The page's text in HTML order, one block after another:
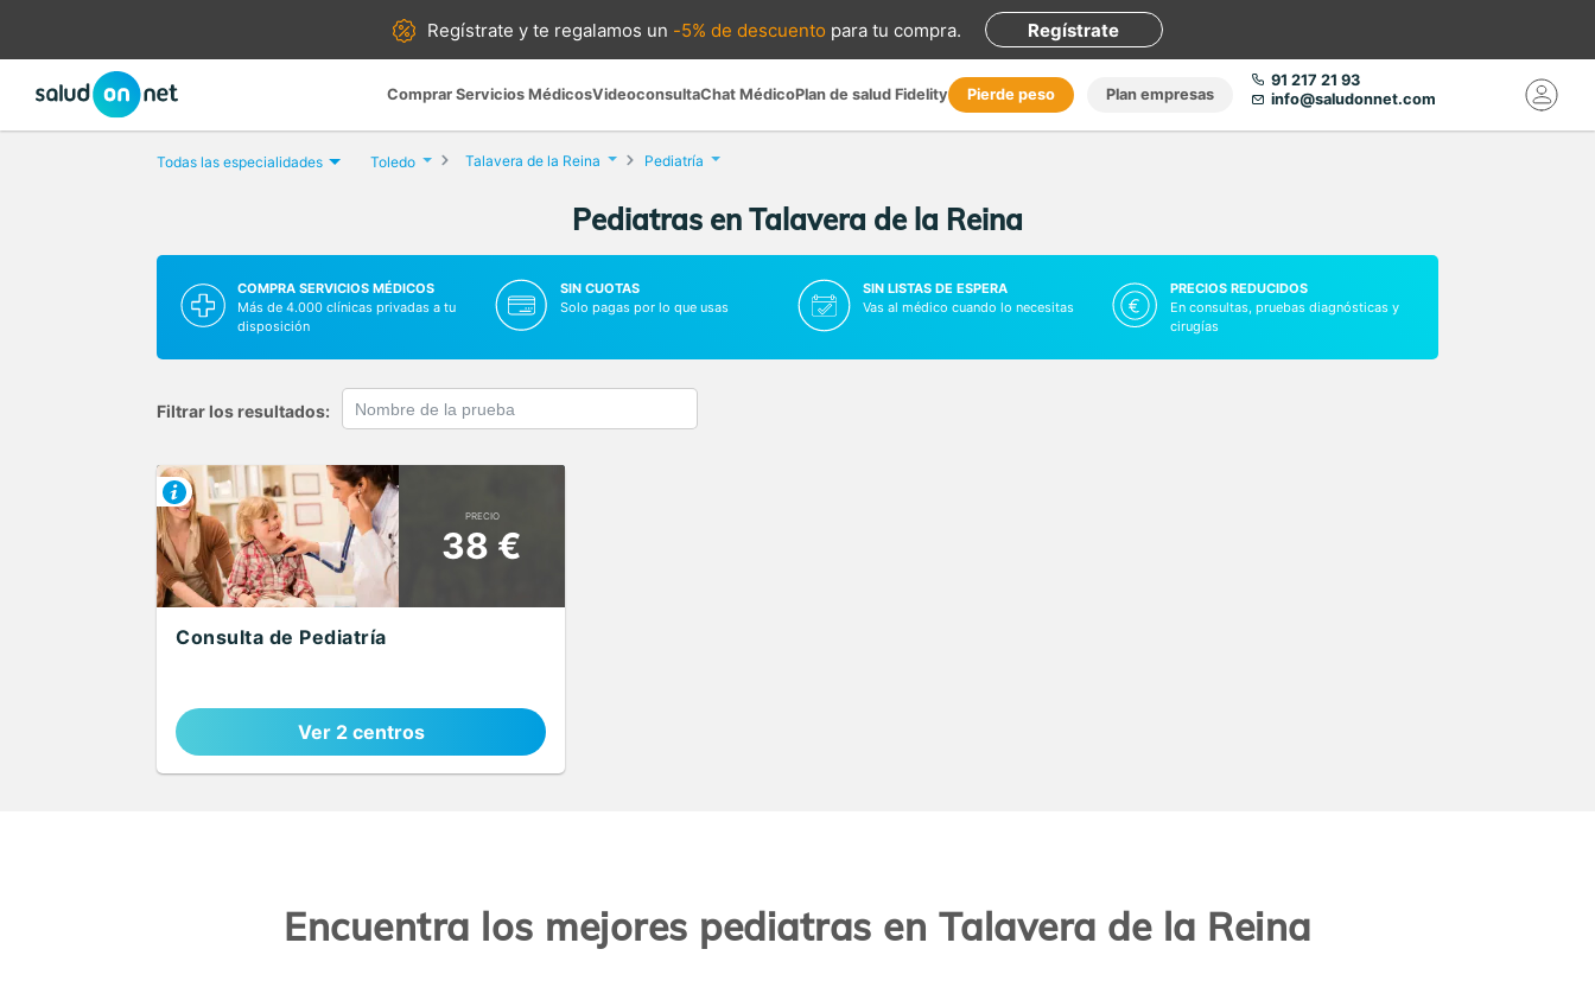
Regístrate yte regalamos un -5% de descuento para tu compra. Regístrate
Comprar Servicios MédicosVideoconsultaChat MédicoPlan de salud Fidelity Pierde peso Plan empresas
91 217 21 93
info@saludonnet.com
Todas las especialidades Toledo Talavera de la Reina Pediatría
Pediatras en Talavera de la Reina
COMPRA SERVICIOS MÉDICOS
Más de 4.000 clínicas privadas a tu
disposición
SIN CUOTAS
Solo pagas por lo que usas
SIN LISTAS DE ESPERA
Vas al médico cuando lo necesitas
PRECIOS REDUCIDOS
En consultas, pruebas diagnósticas y
cirugías
Filtrar los resultados:
PRECIO
38 €
Consulta de Pediatría
Ver 2 centros
Encuentra los mejores pediatras en Talavera de la Reina